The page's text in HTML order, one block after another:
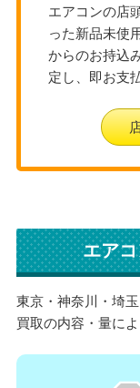
エアコンの店
った新品未使
からのお持込
定し、即お支
エア
東京・神奈川・埼
買取の内容・量に